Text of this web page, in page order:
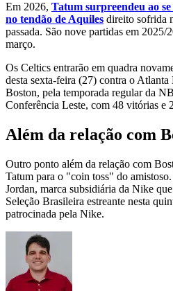
Em 2026, Tatum surpreendeu ao
no tendão de Aquiles direito sofrida
passada. São nove partidas em
março.
Os Celtics entrarão em quadra
desta sexta-feira (27) contra o
Boston, pela temporada regular da
Conferência Leste, com 48 vitórias e
Além da relação com
Outro ponto além da relação com
Tatum para o "coin toss" do
Jordan, marca subsidiária da Nike
Seleção Brasileira estreante nesta
patrocinada pela Nike.